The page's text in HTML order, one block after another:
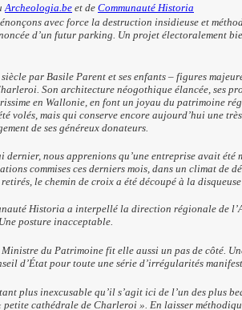
Archeologia.be et de Communauté Historia
avec force la destruction insidieuse et
d’un futur parking. Un projet électoralement
par Basile Parent et ses enfants – figures
Son architecture néogothique élancée, ses
en Wallonie, en font un joyau du patrimoine
volés, mais qui conserve encore aujourd’hui une
de ses généreux donateurs.
nous apprenions qu’une entreprise avait été
commises ces derniers mois, dans un climat de
le chemin de croix a été découpé à la
Historia a interpellé la direction régionale de
posture inacceptable.
du Patrimoine fit elle aussi un pas de côté.
d’État pour toute une série d’irrégularités
plus inexcusable qu’il s’agit ici de l’un des plus
petite cathédrale de Charleroi ». En laisser